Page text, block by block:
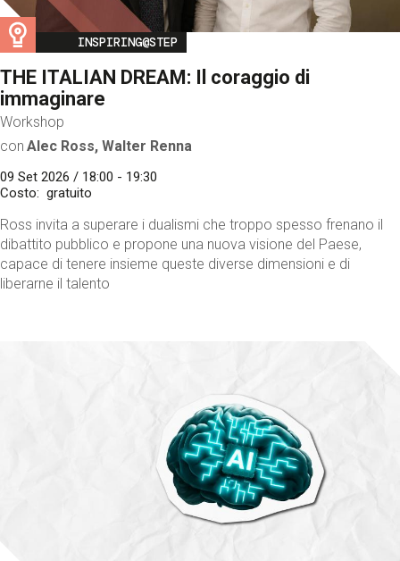
Image
INSPIRING@STEP
THE ITALIAN DREAM: Il coraggio di
immaginare
Workshop
con Alec Ross, Walter Renna
09 Set 2026 / 18:00 - 19:30
Costo
gratuito
Ross invita a superare i dualismi che troppo spesso frenano il
dibattito pubblico e propone una nuova visione del Paese,
capace di tenere insieme queste diverse dimensioni e di
liberarne il talento